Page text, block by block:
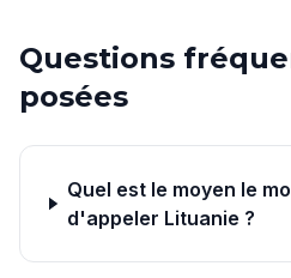
Questions
posées
Quel est le moyen le
d'appeler Lituanie ?